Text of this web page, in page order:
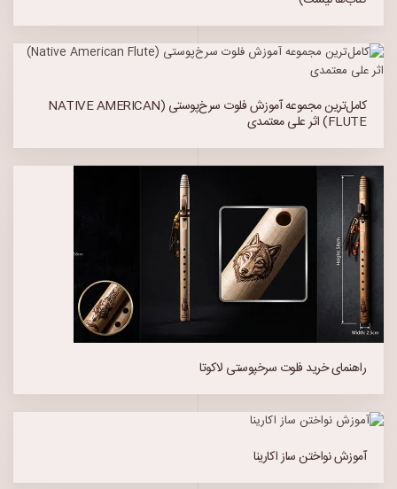
کامل‌ترین مجموعه آموزش فلوت سرخ‌پوستی (NATIVE AMERICAN
FLUTE) اثر علی معتمدی
راهنمای خرید فلوت سرخپوستی لاکوتا
آموزش نواختن ساز اکارینا